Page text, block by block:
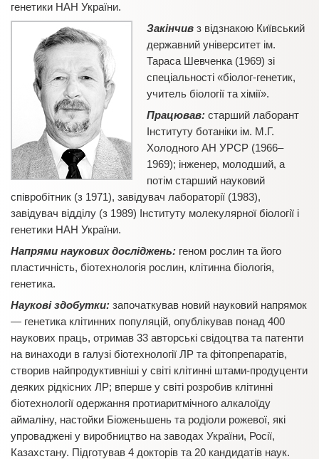
генетики НАН України.
Закінчив з відзнакою Київський
державний університет ім.
Тараса Шевченка (1969) зі
спеціальності «біолог-генетик,
учитель біології та хімії».
Працював: старший лаборант
Інституту ботаніки ім. М.Г.
Холодного АН УРСР (1966–
1969); інженер, молодший, а
потім старший науковий
співробітник (з 1971), завідувач лабораторії (1983),
завідувач відділу (з 1989) Інституту молекулярної біології і
генетики НАН України.
Напрями наукових досліджень: геном рослин та його
пластичність, біотехнологія рослин, клітинна біологія,
генетика.
Наукові здобутки: започаткував новий науковий напрямок
— генетика клітинних популяцій, опублікував понад 400
наукових праць, отримав 33 авторські свідоцтва та патенти
на винаходи в галузі біотехнології ЛР та фітопрепаратів,
створив найпродуктивніші у світі клітинні штами-продуценти
деяких рідкісних ЛР; вперше у світі розробив клітинні
біотехнології одержання протиаритмічного алкалоїду
аймаліну, настойки Біоженьшень та родіоли рожевої, які
упроваджені у виробництво на заводах України, Росії,
Казахстану. Підготував 4 докторів та 20 кандидатів наук.